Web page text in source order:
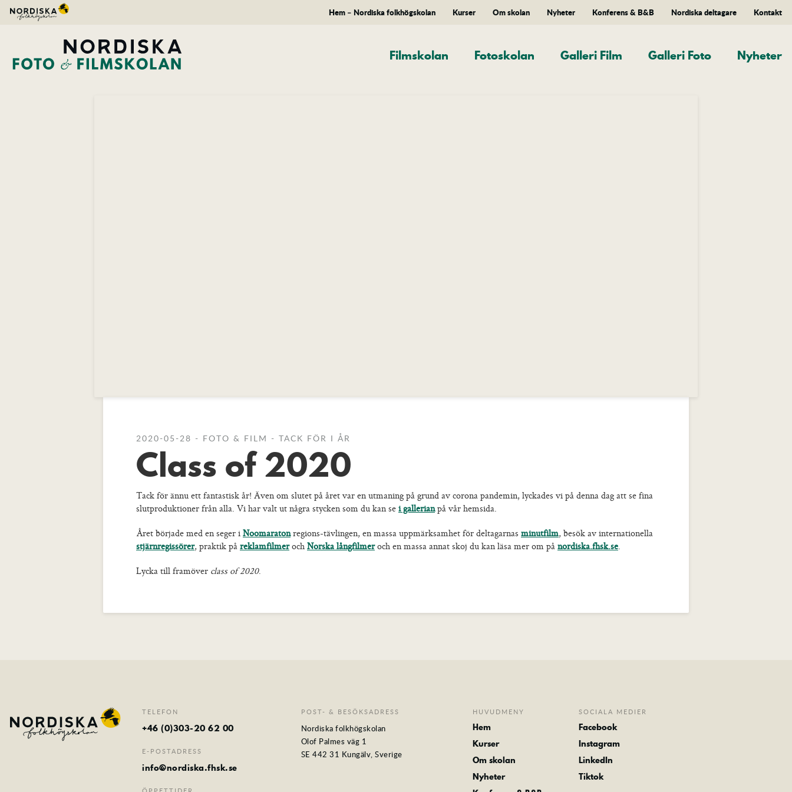
Hem – Nordiska folkhögskolan Kurser Om skolan Nyheter Konferens & B&B Nordiska deltagare Kontakt
Filmskolan Fotoskolan Galleri Film Galleri Foto Nyheter
2020-05-28 - FOTO & FILM - TACK FÖR I ÅR
Class of 2020
Tack för ännu ett fantastisk år! Även om slutet på året var en utmaning på grund av corona pandemin, lyckades vi på denna dag att se fina
slutproduktioner från alla. Vi har valt ut några stycken som du kan sei gallerianpå vår hemsida.
Året började med en seger iNoomaratonregions-tävlingen, en massa uppmärksamhet för deltagarnas minutfilm, besök av internationella
stjärnregissörer, praktik påreklamfilmerochNorska långfilmeroch en massa annat skoj du kan läsa mer om pånordiska.fhsk.se.
Lycka till framöver class of 2020.
TELEFON
+46 (0)303-20 62 00
E-POSTADRESS
info@nordiska.fhsk.se
POST- & BESÖKSADRESS
Nordiska folkhögskolan
Olof Palmes väg 1
SE 442 31 Kungälv, Sverige
HUVUDMENY
Hem
Kurser
Om skolan
Nyheter
SOCIALA MEDIER
Facebook
Instagram
LinkedIn
Tiktok